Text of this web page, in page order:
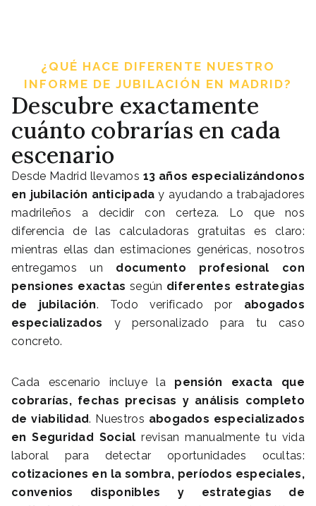
¿QUÉ HACE DIFERENTE NUESTRO
INFORME DE JUBILACIÓN EN MADRID?
Descubre exactamente
cuánto cobrarías en cada
escenario
Desde Madrid llevamos 13 años especializándonos
en jubilación anticipada y ayudando a trabajadores
madrileños a decidir con certeza. Lo que nos
diferencia de las calculadoras gratuitas es claro:
mientras ellas dan estimaciones genéricas, nosotros
entregamos un documento profesional con
pensiones exactas según diferentes estrategias
de jubilación. Todo verificado por abogados
especializados y personalizado para tu caso
concreto.
Cada escenario incluye la pensión exacta que
cobrarías, fechas precisas y análisis completo
de viabilidad. Nuestros abogados especializados
en Seguridad Social revisan manualmente tu vida
laboral para detectar oportunidades ocultas:
cotizaciones en la sombra, períodos especiales,
convenios disponibles y estrategias de